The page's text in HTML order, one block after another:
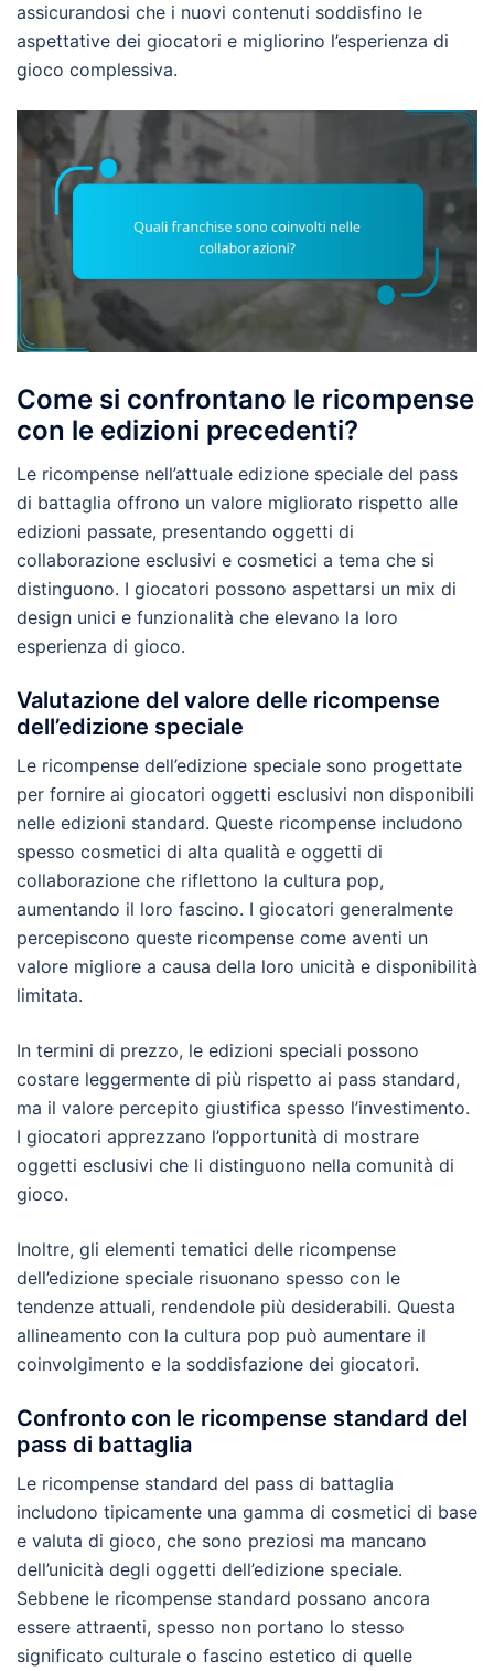
assicurandosi che i nuovi contenuti soddisfino le
aspettative dei giocatori e migliorino l’esperienza di
gioco complessiva.
Come si confrontano le ricompense
con le edizioni precedenti?
Le ricompense nell’attuale edizione speciale del pass
di battaglia offrono un valore migliorato rispetto alle
edizioni passate, presentando oggetti di
collaborazione esclusivi e cosmetici a tema che si
distinguono. I giocatori possono aspettarsi un mix di
design unici e funzionalità che elevano la loro
esperienza di gioco.
Valutazione del valore delle ricompense
dell’edizione speciale
Le ricompense dell’edizione speciale sono progettate
per fornire ai giocatori oggetti esclusivi non disponibili
nelle edizioni standard. Queste ricompense includono
spesso cosmetici di alta qualità e oggetti di
collaborazione che riflettono la cultura pop,
aumentando il loro fascino. I giocatori generalmente
percepiscono queste ricompense come aventi un
valore migliore a causa della loro unicità e disponibilità
limitata.
In termini di prezzo, le edizioni speciali possono
costare leggermente di più rispetto ai pass standard,
ma il valore percepito giustifica spesso l’investimento.
I giocatori apprezzano l’opportunità di mostrare
oggetti esclusivi che li distinguono nella comunità di
gioco.
Inoltre, gli elementi tematici delle ricompense
dell’edizione speciale risuonano spesso con le
tendenze attuali, rendendole più desiderabili. Questa
allineamento con la cultura pop può aumentare il
coinvolgimento e la soddisfazione dei giocatori.
Confronto con le ricompense standard del
pass di battaglia
Le ricompense standard del pass di battaglia
includono tipicamente una gamma di cosmetici di base
e valuta di gioco, che sono preziosi ma mancano
dell’unicità degli oggetti dell’edizione speciale.
Sebbene le ricompense standard possano ancora
essere attraenti, spesso non portano lo stesso
significato culturale o fascino estetico di quelle